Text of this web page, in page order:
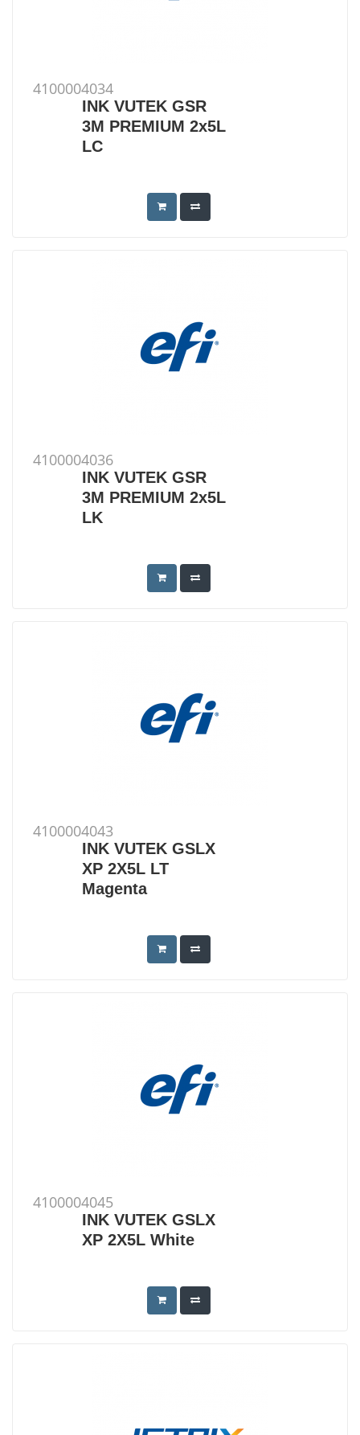
4100004034
INK VUTEK GSR
3M PREMIUM 2x5L
LC
4100004036
INK VUTEK GSR
3M PREMIUM 2x5L
LK
4100004043
INK VUTEK GSLX
XP 2X5L LT
Magenta
4100004045
INK VUTEK GSLX
XP 2X5L White